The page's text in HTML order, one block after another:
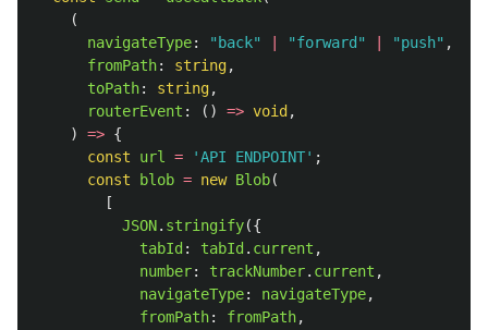
(
navigateType: " back" "forward " "push" ,
fromPath: string,
toPath: string,
routerEvent : () => void ,
)
=> {
const
url = 'API ENDPOINT' ;
const
blob = new Blob(
[
JSON. stringify({
tabId : tabId . current ,
number: trackNumber. current ,
navigateType: navigateType,
fromPath: fromPath,